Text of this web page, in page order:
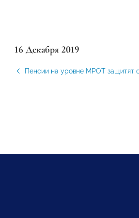
16 Декабря 2019
Пенсии на уровне МРОТ защитят